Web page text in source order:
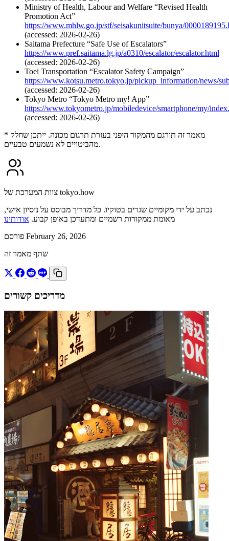
Ministry of Health, Labour and Welfare “Revised Health
Promotion Act”
https://www.mhlw.go.jp/stf/seisakunitsuite/bunya/
(accessed: 2026-02-26)
Saitama Prefecture “Safe Use of Escalators”
https://www.pref.saitama.lg.jp/a0310/escalator/escalator.html
(accessed: 2026-02-26)
Toei Transportation “Escalator Safety Campaign”
https://www.kotsu.metro.tokyo.jp/pickup_information/news/
(accessed: 2026-02-26)
Tokyo Metro “Tokyo Metro my! App”
https://www.tokyometro.jp/mobiledevice/smartphone/my/
(accessed: 2026-02-26)
* מאמר זה תורגם מהמקור היפני בעזרת תרגום מכונה. ייתכן שחלק
מהביטויים לא נשמעים טבעיים.
צוות המערכת של tokyo.how
נכתב על ידי מקומיים שגרים בטוקיו. כל מדריך מבוסס על ניסיון אישי,
מאומת ממקורות רשמיים ומתעדכן באופן קבוע. אודותינו
פורסם February 26, 2026
שתף מאמר זה
מדריכים קשורים